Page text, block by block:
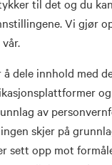
til det og du
Vi gjør
dele innhold med
av
skjer på
sett opp mot